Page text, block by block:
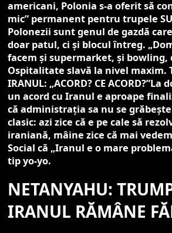
americani, Polonia s-a oferit să
mic” permanent pentru trupele
Polonezii sunt genul de gazdă
doar patul, ci și blocul întreg.
facem și supermarket, și
Ospitalitate slavă la nivel maxim.
IRANUL: „ACORD? CE
un acord cu Iranul e aproape
că administrația sa nu se
clasic: azi zice că e pe cale să
iraniană, mâine zice că mai
Social că „Iranul e o mare
tip yo-yo.
NETANYAHU:
IRANUL RĂMÂNE